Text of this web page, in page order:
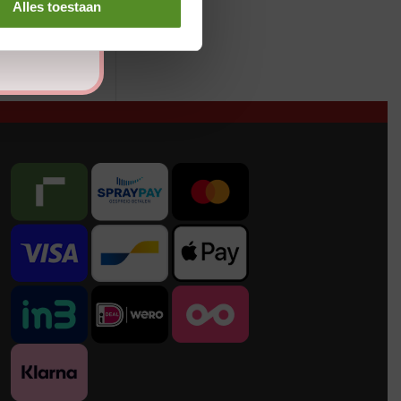
Alles toestaan